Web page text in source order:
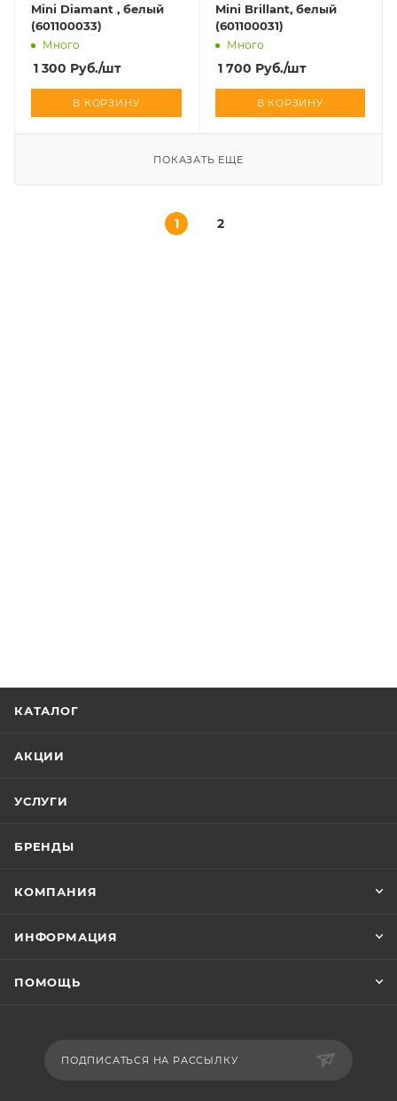
Mini Diamant , белый
(601100033)
Много
1 300 Руб./шт
В КОРЗИНУ
Mini Brillant, белый
(601100031)
Много
1 700 Руб./шт
В КОРЗИНУ
ПОКАЗАТЬ ЕЩЕ
1 2
КАТАЛОГ
АКЦИИ
УСЛУГИ
БРЕНДЫ
КОМПАНИЯ
ИНФОРМАЦИЯ
ПОМОЩЬ
ПОДПИСАТЬСЯ НА РАССЫЛКУ